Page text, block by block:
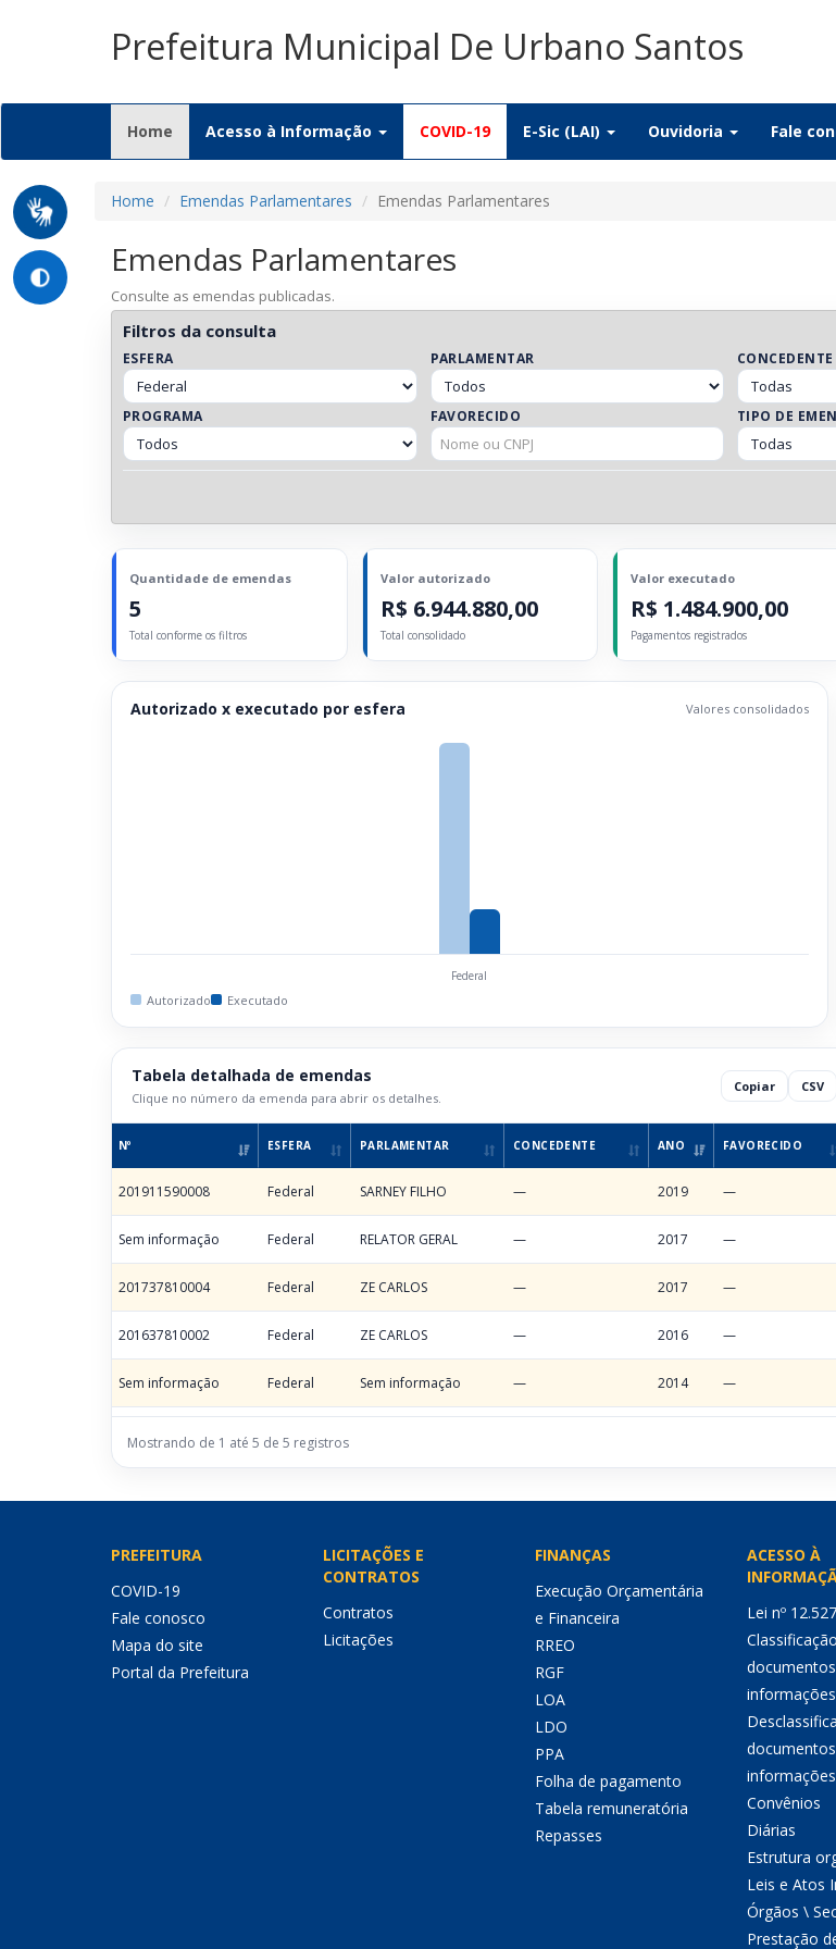
Prefeitura Municipal De Urbano Santos
Home (current)
Acesso à Informação COVID-19 E-Sic (LAI) Ouvidoria Fale
Home Emendas Parlamentares Emendas Parlamentares
Emendas Parlamentares
Consulte as emendas publicadas.
Filtros da consulta
ESFERA PARLAMENTAR CONCEDENTE
PROGRAMA FAVORECIDO TIPO DE
Quantidade de emendas
5
Total conforme os filtros
Valor autorizado
R$ 6.944.880,00
Total consolidado
Valor executado
R$ 1.484.900,00
Pagamentos registrados
Autorizado x executado por esfera Valores consolidados
Federal
Autorizado Executado
Tabela detalhada de emendas
Clique no número da emenda para abrir os detalhes.
Copiar CSV
Nº ESFERA PARLAMENTAR CONCEDENTE ANO FAVORECIDO
201911590008 Federal SARNEY FILHO — 2019 —
Sem informação Federal RELATOR GERAL — 2017 —
201737810004 Federal ZE CARLOS — 2017 —
201637810002 Federal ZE CARLOS — 2016 —
Sem informação Federal Sem informação — 2014 —
Mostrando de 1 até 5 de 5 registros
PREFEITURA
COVID-19
Fale conosco
Mapa do site
Portal da Prefeitura
LICITAÇÕES E
CONTRATOS
Contratos
Licitações
FINANÇAS
Execução Orçamentária
e Financeira
RREO
RGF
LOA
LDO
PPA
Folha de pagamento
Tabela remuneratória
Repasses
ACESSO À
Lei nº
informações
informações
Convênios
Diárias
Estrutura
Leis e Atos
Órgãos \
Prestação